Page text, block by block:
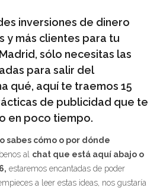
inversiones de dinero
y más clientes para tu
sólo necesitas las
para salir del
qué, aquí te traemos 15
de publicidad que te
en poco tiempo.
sabes cómo o por dónde
al chat que está aquí abajo o
estaremos encantadas de poder
a leer estas ideas, nos gustaría